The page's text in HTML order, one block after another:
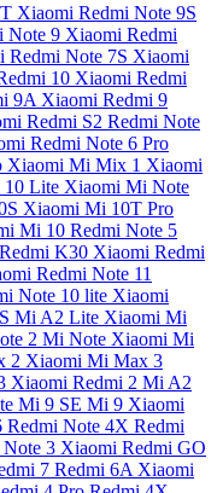
Xiaomi Redmi Note 9S
Note 9 Xiaomi Redmi
Redmi Note 7S Xiaomi
10 Xiaomi Redmi
9A Xiaomi Redmi 9
Redmi S2 Redmi Note
Redmi Note 6 Pro
Xiaomi Mi Mix 1 Xiaomi
10 Lite Xiaomi Mi Note
Xiaomi Mi 10T Pro
Mi 10 Redmi Note 5
K30 Xiaomi Redmi
Redmi Note 11
Note 10 lite Xiaomi
Mi A2 Lite Xiaomi Mi
2 Mi Note Xiaomi Mi
2 Xiaomi Mi Max 3
Xiaomi Redmi 2 Mi A2
Mi 9 SE Mi 9 Xiaomi
Redmi Note 4X Redmi
3 Xiaomi Redmi GO
7 Redmi 6A Xiaomi